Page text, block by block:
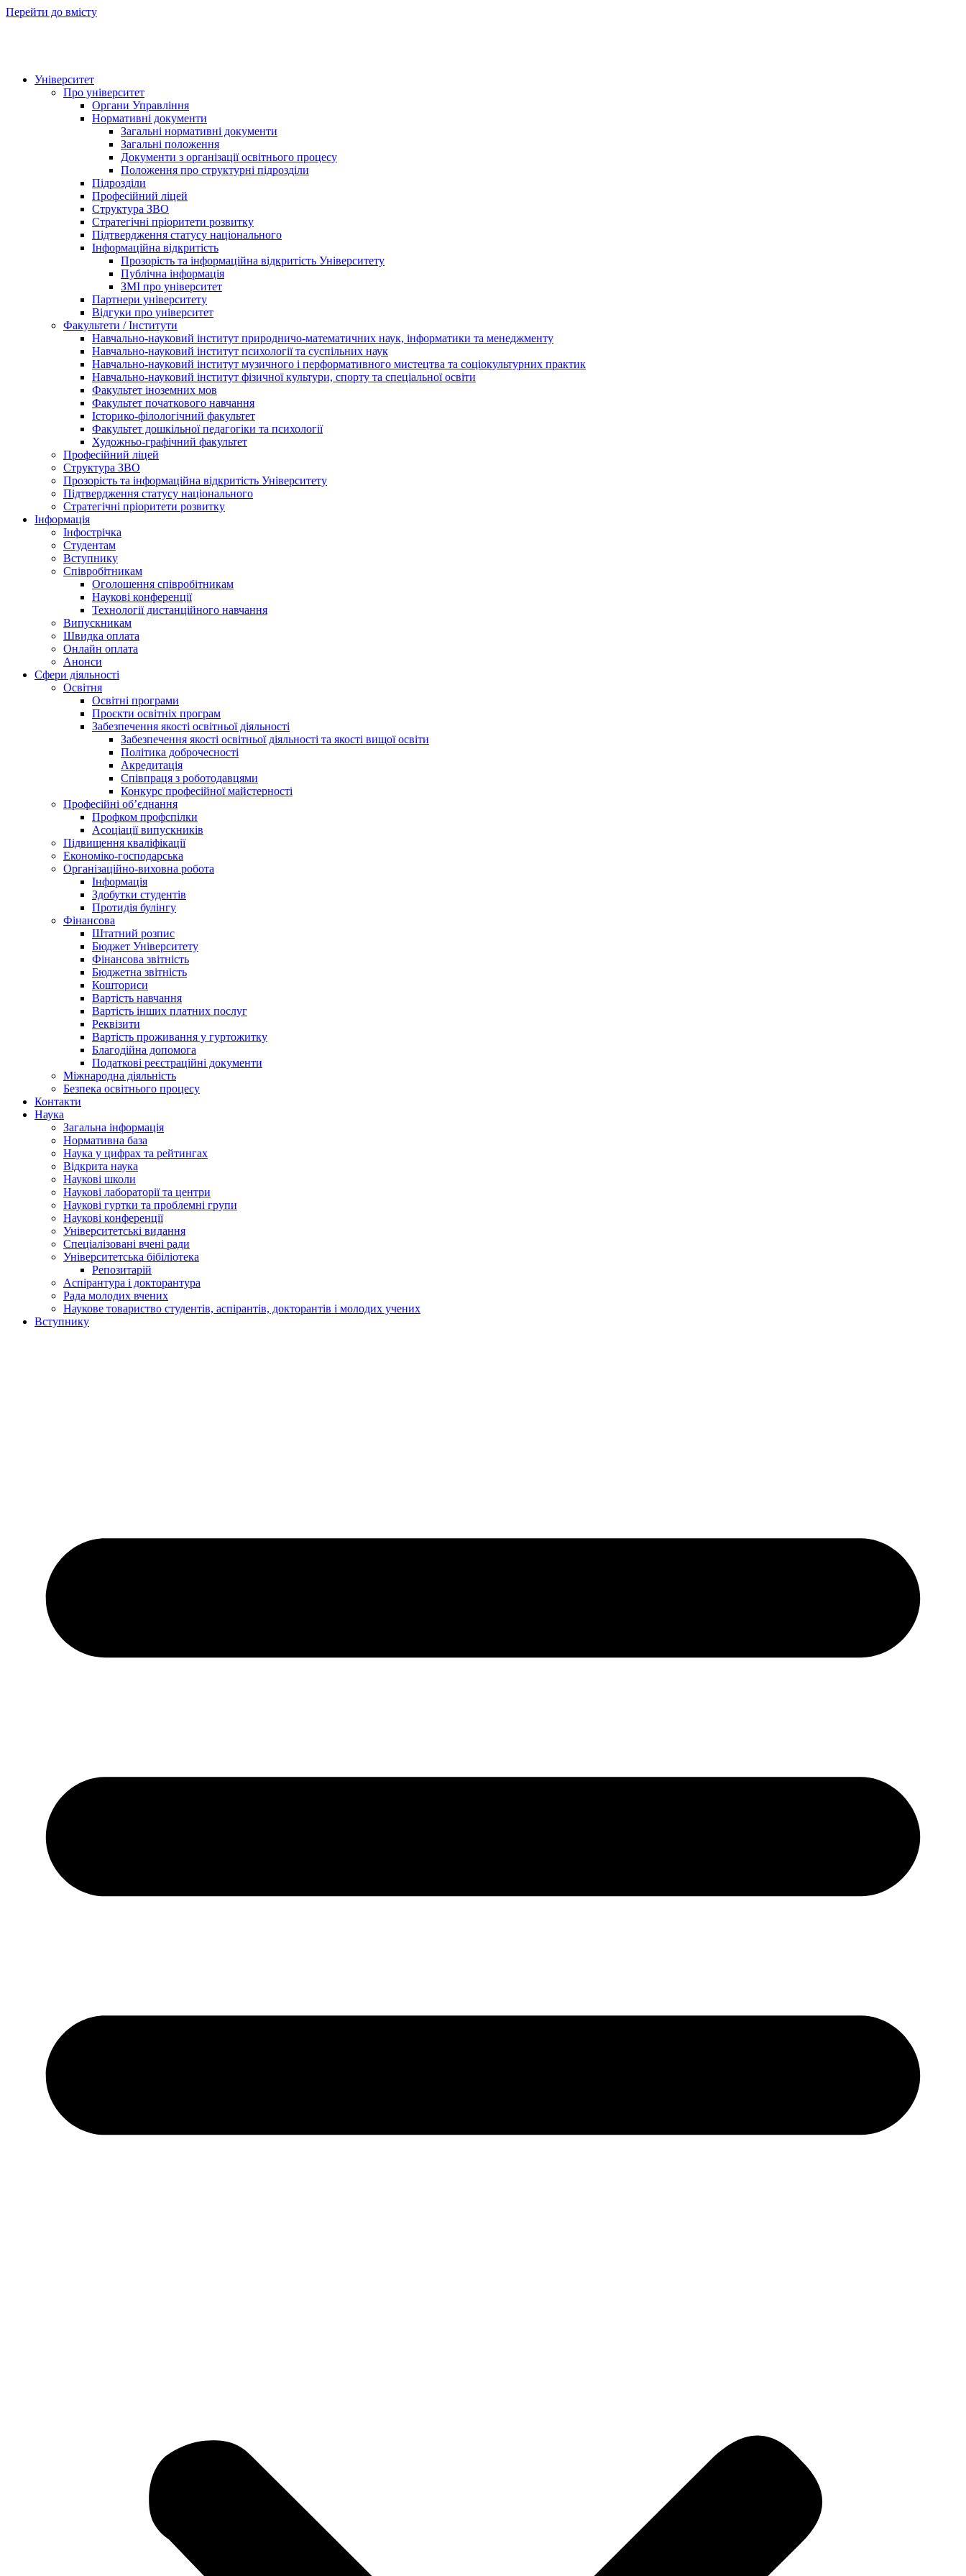
Перейти до вмісту
Університет
Про університет
Органи Управління
Нормативні документи
Загальні нормативні документи
Загальні положення
Документи з організації освітнього процесу
Положення про структурні підрозділи
Підрозділи
Професійний ліцей
Структура ЗВО
Стратегічні пріоритети розвитку
Підтвердження статусу національного
Інформаційна відкритість
Прозорість та інформаційна відкритість Університету
Публічна інформація
ЗМІ про університет
Партнери університету
Відгуки про університет
Факультети / Інститути
Навчально-науковий інститут природничо-математичних наук, інформатики та менеджменту
Навчально-науковий інститут психології та суспільних наук
Навчально-науковий інститут музичного і перформативного мистецтва та соціокультурних практик
Навчально-науковий інститут фізичної культури, спорту та спеціальної освіти
Факультет іноземних мов
Факультет початкового навчання
Історико-філологічний факультет
Факультет дошкільної педагогіки та психології
Художньо-графічний факультет
Професійний ліцей
Структура ЗВО
Прозорість та інформаційна відкритість Університету
Підтвердження статусу національного
Стратегічні пріоритети розвитку
Інформація
Інфострічка
Студентам
Вступнику
Співробітникам
Оголошення співробітникам
Наукові конференції
Технології дистанційного навчання
Випускникам
Швидка оплата
Онлайн оплата
Анонси
Сфери діяльності
Освітня
Освітні програми
Проєкти освітніх програм
Забезпечення якості освітньої діяльності
Забезпечення якості освітньої діяльності та якості вищої освіти
Політика доброчесності
Акредитація
Співпраця з роботодавцями
Конкурс професійної майстерності
Професійні об’єднання
Профком профспілки
Асоціації випускників
Підвищення кваліфікації
Економіко-господарська
Організаційно-виховна робота
Інформація
Здобутки студентів
Протидія булінгу
Фінансова
Штатний розпис
Бюджет Університету
Фінансова звітність
Бюджетна звітність
Кошториси
Вартість навчання
Вартість інших платних послуг
Реквізити
Вартість проживання у гуртожитку
Благодійна допомога
Податкові реєстраційні документи
Міжнародна діяльність
Безпека освітнього процесу
Контакти
Наука
Загальна інформація
Нормативна база
Наука у цифрах та рейтингах
Відкрита наука
Наукові школи
Наукові лабораторії та центри
Наукові гуртки та проблемні групи
Наукові конференції
Університетські видання
Спеціалізовані вчені ради
Університетська бібіліотека
Репозитарій
Аспірантура і докторантура
Рада молодих вчених
Наукове товариство студентів, аспірантів, докторантів і молодих учених
Вступнику